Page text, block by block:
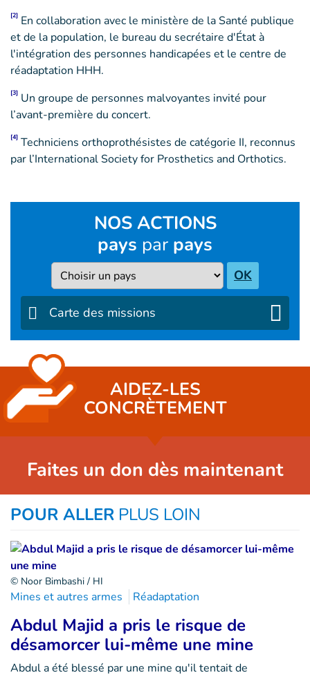
[2] En collaboration avec le ministère de la Santé publique
et de la population, le bureau du secrétaire d'État à
l'intégration des personnes handicapées et le centre de
réadaptation HHH.
[3] Un groupe de personnes malvoyantes invité pour
l’avant-première du concert.
[4] Techniciens orthoprothésistes de catégorie II, reconnus
par l’International Society for Prosthetics and Orthotics.
NOS ACTIONS
pays par pays
Pays OK
Carte des missions
AIDEZ-LES
CONCRÈTEMENT
Faites un don dès maintenant
POUR ALLER PLUS LOIN
© Noor Bimbashi / HI
Mines et autres armes Réadaptation
Abdul Majid a pris le risque de
désamorcer lui-même une mine
Abdul a été blessé par une mine qu'il tentait de